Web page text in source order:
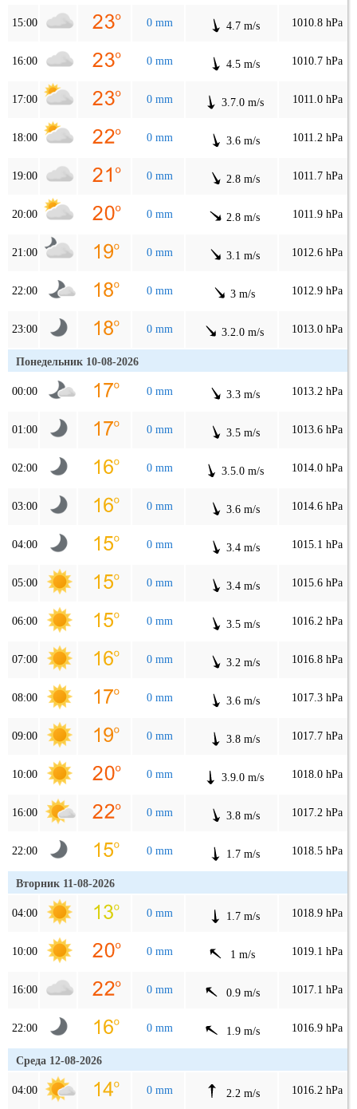
15:00 0 mm 4.7 m/s 1010.8 hPa
16:00 0 mm 4.5 m/s 1010.7 hPa
17:00 0 mm 3.7.0 m/s 1011.0 hPa
18:00 0 mm 3.6 m/s 1011.2 hPa
19:00 0 mm 2.8 m/s 1011.7 hPa
20:00 0 mm 2.8 m/s 1011.9 hPa
21:00 0 mm 3.1 m/s 1012.6 hPa
22:00 0 mm 3 m/s 1012.9 hPa
23:00 0 mm 3.2.0 m/s 1013.0 hPa
Понедельник 10-08-2026
00:00 0 mm 3.3 m/s 1013.2 hPa
01:00 0 mm 3.5 m/s 1013.6 hPa
02:00 0 mm 3.5.0 m/s 1014.0 hPa
03:00 0 mm 3.6 m/s 1014.6 hPa
04:00 0 mm 3.4 m/s 1015.1 hPa
05:00 0 mm 3.4 m/s 1015.6 hPa
06:00 0 mm 3.5 m/s 1016.2 hPa
07:00 0 mm 3.2 m/s 1016.8 hPa
08:00 0 mm 3.6 m/s 1017.3 hPa
09:00 0 mm 3.8 m/s 1017.7 hPa
10:00 0 mm 3.9.0 m/s 1018.0 hPa
16:00 0 mm 3.8 m/s 1017.2 hPa
22:00 0 mm 1.7 m/s 1018.5 hPa
Вторник 11-08-2026
04:00 0 mm 1.7 m/s 1018.9 hPa
10:00 0 mm 1 m/s 1019.1 hPa
16:00 0 mm 0.9 m/s 1017.1 hPa
22:00 0 mm 1.9 m/s 1016.9 hPa
Среда 12-08-2026
04:00 0 mm 2.2 m/s 1016.2 hPa